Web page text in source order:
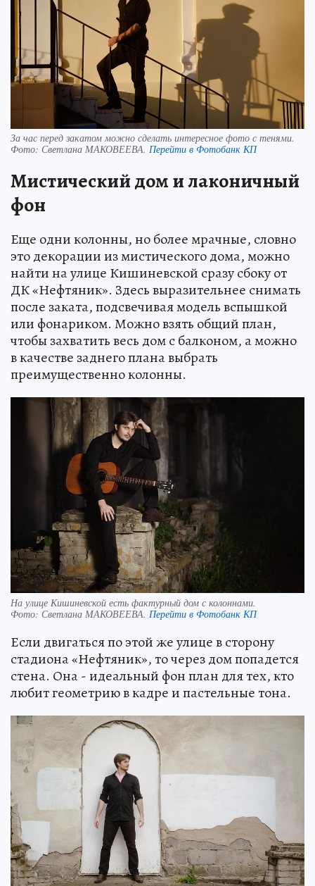
За час перед закатом можно сделать интересное фото с тенями.
Фото: Светлана МАКОВЕЕВА. Перейти в Фотобанк КП
Мистический дом и лаконичный
фон
Еще одни колонны, но более мрачные, словно
это декорации из мистического дома, можно
найти на улице Кишиневской сразу сбоку от
ДК «Нефтяник». Здесь выразительнее снимать
после заката, подсвечивая модель вспышкой
или фонариком. Можно взять общий план,
чтобы захватить весь дом с балконом, а можно
в качестве заднего плана выбрать
преимущественно колонны.
На улице Кишиневской есть фактурный дом с колоннами.
Фото: Светлана МАКОВЕЕВА. Перейти в Фотобанк КП
Если двигаться по этой же улице в сторону
стадиона «Нефтяник», то через дом попадется
стена. Она - идеальный фон план для тех, кто
любит геометрию в кадре и пастельные тона.